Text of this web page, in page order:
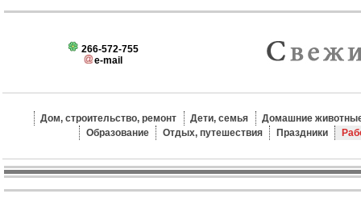
266-572-755
e-mail
Дом, строительство, ремонт Дети, семья
Домашние
Образование
Отдых, путешествия Праздники